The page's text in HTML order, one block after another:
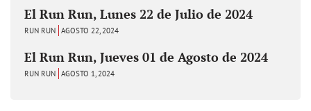
El Run Run, Lunes 22 de Julio de 2024
RUN RUN AGOSTO 22, 2024
El Run Run, Jueves 01 de Agosto de 2024
RUN RUN AGOSTO 1, 2024